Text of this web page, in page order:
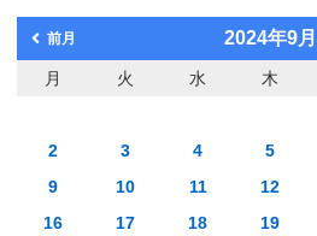
前月 2024年9月
月 火 水 木
2
3 4 5
9
10 11 12
16
17 18 19